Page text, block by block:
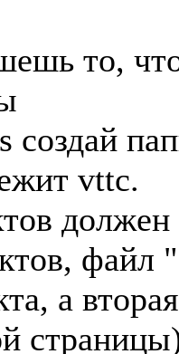
то,
создай
vttc.
файл
а